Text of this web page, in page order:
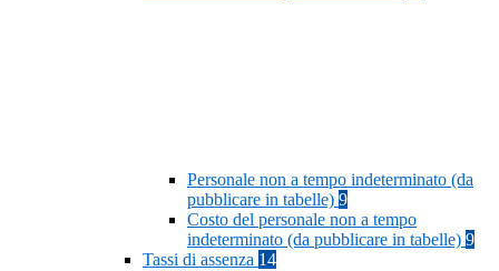
Personale non a tempo indeterminato (da
pubblicare in tabelle) 9
Costo del personale non a tempo
indeterminato (da pubblicare in tabelle) 9
Tassi di assenza 14